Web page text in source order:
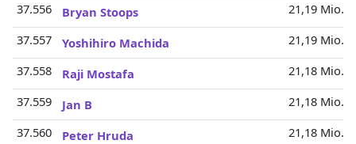
37.556
Bryan Stoops
21,19 Mio.
37.557
Yoshihiro Machida
21,19 Mio.
37.558
Raji Mostafa
21,18 Mio.
37.559
Jan B
21,18 Mio.
37.560
Peter Hruda
21,18 Mio.